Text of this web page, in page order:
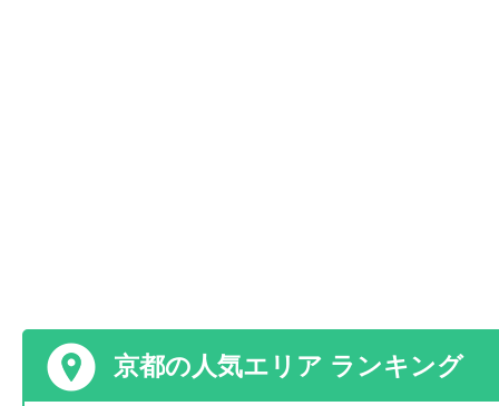
京都の人気エリア ランキング